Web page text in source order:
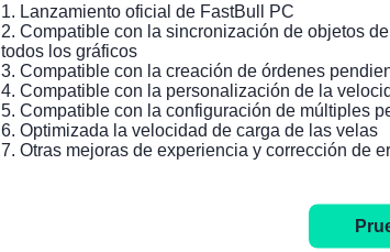
a/costos/beneficios,
~ 2027
Producción real por
hora(USD,
PWT)
Servicios/producción/
Producto Interno
1. Lanzamiento oficial de FastBull PC
2. Compatible con la sincronización de objetos
todos los gráficos
3. Compatible con la creación de órdenes
4. Compatible con la personalización de la
5. Compatible con la configuración de múltiples
6. Optimizada la velocidad de carga de las velas
7. Otras mejoras de experiencia y corrección de